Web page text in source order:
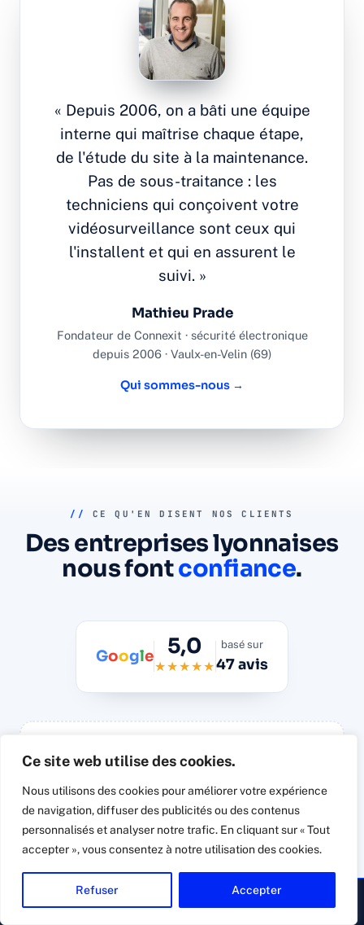
Ce site web utilise des cookies.
Nous utilisons des cookies pour améliorer votre expérience
de navigation, diffuser des publicités ou des contenus
personnalisés et analyser notre trafic. En cliquant sur « Tout
accepter », vous consentez à notre utilisation des cookies.
Refuser Accepter
« Depuis 2006, on a bâti une équipe
interne qui maîtrise chaque étape,
de l'étude du site à la maintenance.
Pas de sous-traitance : les
techniciens qui conçoivent votre
vidéosurveillance sont ceux qui
l'installent et qui en assurent le
suivi. »
Mathieu Prade
Fondateur de Connexit · sécurité électronique
depuis 2006 · Vaulx-en-Velin (69)
Qui sommes-nous →
// CE QU'EN DISENT NOS CLIENTS
Des entreprises lyonnaises
nous fontconfiance.
Google 5,0
★★★★★
basé sur
47 avis
Synchronisation automatique des avis
Google réels
Widget Trustindex.io à connecter à la fiche
Google Business Connexit à l'import : il affiche les
47 avis vérifiés avec photos, dates et réponses,
→ Voir les avis directement sur Google